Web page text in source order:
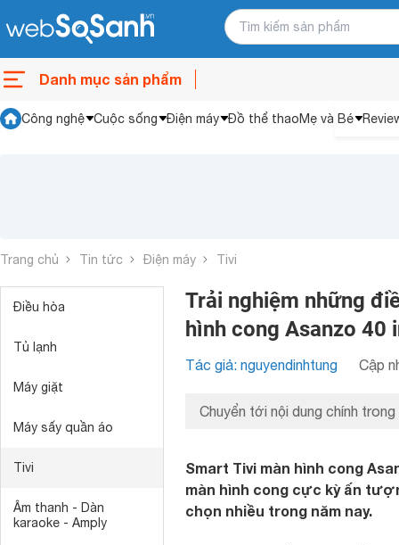
Danh mục sản phẩm
Công nghệ Cuộc sống Điện máy Đồ thể thaoMẹ và Bé
Trang chủ Tin tức Điện máy Tivi
Điều hòa
Tủ lạnh
Máy giặt
Máy sấy quần áo
Tivi
Âm thanh - Dàn
karaoke - Amply
Trải nghiệm những
hình cong Asanzo 40
Tác giả: nguyendinhtung Cập
Chuyển tới nội dung chính trong
Smart Tivi màn hình cong
màn hình cong cực kỳ ấn
chọn nhiều trong năm nay.